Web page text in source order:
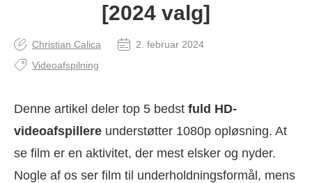
[2024 valg]
Christian Calica
2. februar 2024
Videoafspilning
Denne artikel deler top 5 bedst fuld HD-
videoafspillere understøtter 1080p opløsning. At
se film er en aktivitet, der mest elsker og nyder.
Nogle af os ser film til underholdningsformål, mens